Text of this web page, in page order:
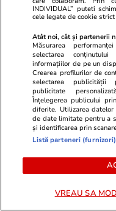
Elle.ro
Corina Caragea,
despre
Prezentatoarea a
fost jignită și
lucru cred că e
INDIVIDUAL” puteti
cele legate de cookie
Atât noi, cât și partenerii
Măsurarea
selectarea
informațiilor de pe un
Crearea profilurilor de
selectarea publicității
publicitate
Înțelegerea publicului
diferite. Utilizarea
de date limitate pentru a
și identificarea prin
Listă parteneri (furnizori)
VREAU SA